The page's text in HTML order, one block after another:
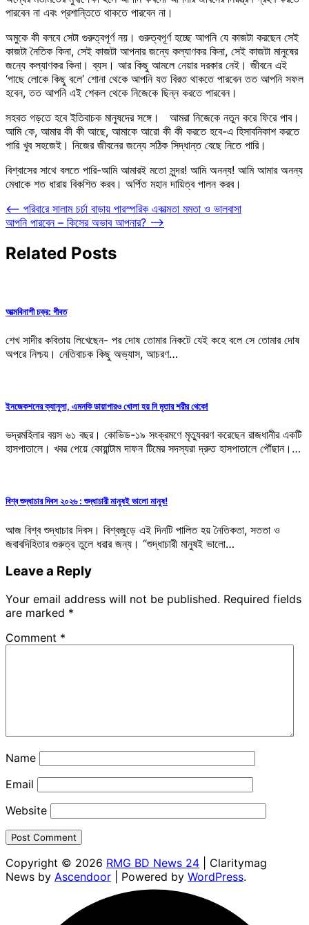
পারবেন না এবং প্রশান্তিতে থাকতে পারবেন না।
অমুকে কী বলবে সেটা গুরুত্বপূর্ণ নয়। গুরুত্বপূর্ণ হচ্ছে আপনি যে কাজটা করছেন সেই
কাজটা নৈতিক কিনা, সেই কাজটা আপনার জন্যে কল্যাণকর কিনা, সেই কাজটা মানুষের
জন্যে কল্যাণকর কিনা। ব্যস। আর কিছু আমলে নেয়ার দরকার নেই। জীবনে এই
‘পাছে লোকে কিছু বলে‘ শোনা থেকে আপনি যত বিরত থাকতে পারবেন তত আপনি সফল
হবেন, তত আপনি এই শেকল থেকে নিজেকে ছিন্ন করতে পারবেন।
সহবত গড়তে হবে ইতিবাচক মানুষদের সঙ্গে। আমরা নিজেকে নতুন করে ফিরে পাব।
আমি কে, আমার কী কী আছে, আমাকে আরো কী কী করতে হবে-এ হিসাবনিকাশ করতে
পারি খুব সহজেই। নিজের জীবনের জন্যে সঠিক সিদ্ধান্ত বেছে নিতে পারি।
বিশ্বাসের সাথে বলতে পারি-আমি আমারই মতো সুন্দর! আমি অনন্য! আমি আমার অনন্য
মেধাকে শত ধারায় বিকশিত করব। অর্পিত মহান দায়িত্ব পালন করব।
Post
navigation
⟵ পরিবারে সালাম চর্চা বাড়ায় পারস্পরিক একাত্মতা মমতা ও ভালবাসা
আপনি পারবেন – কিসের অভাব আপনার? ⟶
Related Posts
আত্মবিনাশী চক্র: গীবত
শেখ সাদীর কবিতায় লিখেছেন- পর দোষ তোমার নিকটে যেই কহে বলে সে তোমার দোষ
অপরে নিশ্চয়। নেতিবাচক কিছু অভ্যাস, আচরণ…
ইনজেকশনের ক্যানুলা, এমনকি ডায়াপারও খোলা হয় নি মৃতার শরীর থেকে!
ভদ্রমহিলার বয়স ৬১ বছর। কোভিড-১৯ সংক্রমণে মৃত্যুবরণ করেছেন রাজধানীর একটি
হাসপাতালে। খবর পেয়ে কোয়ান্টাম দাফন টিমের সদস্যরা দ্রুত হাসপাতালে পৌঁছান।…
বিশ্ব শুদ্ধাচার দিবস ২০২৬ : শুদ্ধাচারী মানুষই ভালো মানুষ!
আজ বিশ্ব শুদ্ধাচার দিবস। বিশ্বজুড়ে এই দিনটি পালিত হয় নৈতিকতা, সততা ও
জবাবদিহিতার গুরুত্ব তুলে ধরার জন্য। “শুদ্ধাচারী মানুষই ভালো…
Leave a Reply
Your email address will not be published. Required fields
are marked *
Comment *
Name
Email
Website
Copyright © 2026 RMG BD News 24 | Claritymag
News by Ascendoor | Powered by WordPress.